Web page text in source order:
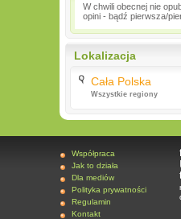
W chwili obecnej nie
opini - bądź pierwsza/
Lokalizacja
Cała Polska
Wszystkie regiony
Współpraca
Jak to działa
Dla mediów
Polityka prywatności
Regulamin
Kontakt